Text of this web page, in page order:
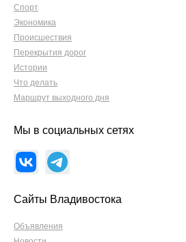
Спорт
Экономика
Происшествия
Перекрытия дорог
Истории
Что делать
Маршрут выходного дня
Мы в социальных сетях
Сайты Владивостока
Объявления